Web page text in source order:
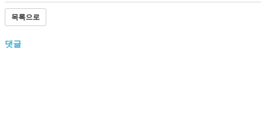
목록으로
댓글